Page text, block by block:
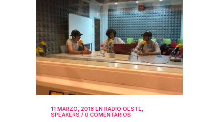
11 MARZO, 2018 EN RADIO OESTE,
SPEAKERS / 0 COMENTARIOS